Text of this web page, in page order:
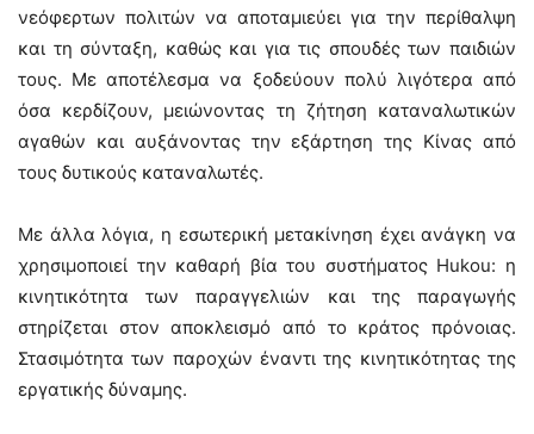
νεόφερτων πολιτών να αποταμιεύει για την περίθαλψη
και τη σύνταξη, καθώς και για τις σπουδές των παιδιών
τους. Με αποτέλεσμα να ξοδεύουν πολύ λιγότερα από
όσα κερδίζουν, μειώνοντας τη ζήτηση καταναλωτικών
αγαθών και αυξάνοντας την εξάρτηση της Κίνας από
τους δυτικούς καταναλωτές.
Με άλλα λόγια, η εσωτερική μετακίνηση έχει ανάγκη να
χρησιμοποιεί την καθαρή βία του συστήματος Hukou: η
κινητικότητα των παραγγελιών και της παραγωγής
στηρίζεται στον αποκλεισμό από το κράτος πρόνοιας.
Στασιμότητα των παροχών έναντι της κινητικότητας της
εργατικής δύναμης.